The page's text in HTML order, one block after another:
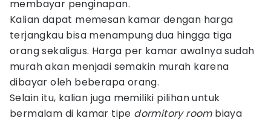
membayar penginapan.
Kalian dapat memesan kamar dengan harga
terjangkau bisa menampung dua hingga tiga
orang sekaligus. Harga per kamar awalnya sudah
murah akan menjadi semakin murah karena
dibayar oleh beberapa orang.
Selain itu, kalian juga memiliki pilihan untuk
bermalam di kamar tipe dormitory roombiaya